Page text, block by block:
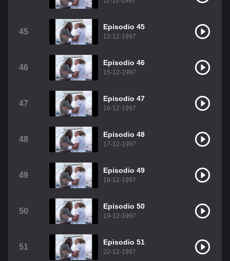
45
Episodio 45
12-12-1997
46
Episodio 46
15-12-1997
47
Episodio 47
16-12-1997
48
Episodio 48
17-12-1997
49
Episodio 49
18-12-1997
50
Episodio 50
19-12-1997
51
Episodio 51
22-12-1997